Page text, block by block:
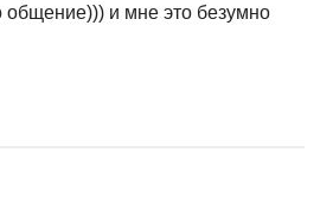
общение))) и мне это безумно